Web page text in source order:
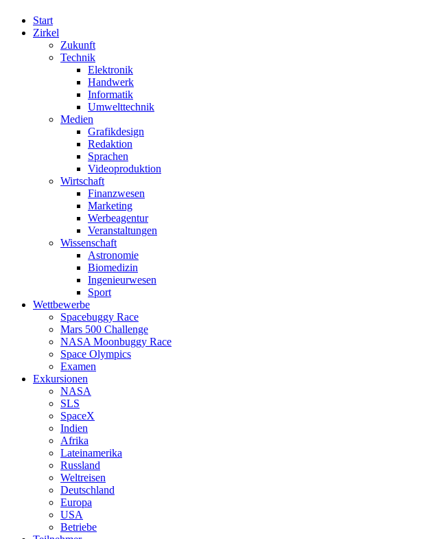
Start
Zirkel
Zukunft
Technik
Elektronik
Handwerk
Informatik
Umwelttechnik
Medien
Grafikdesign
Redaktion
Sprachen
Videoproduktion
Wirtschaft
Finanzwesen
Marketing
Werbeagentur
Veranstaltungen
Wissenschaft
Astronomie
Biomedizin
Ingenieurwesen
Sport
Wettbewerbe
Spacebuggy Race
Mars 500 Challenge
NASA Moonbuggy Race
Space Olympics
Examen
Exkursionen
NASA
SLS
SpaceX
Indien
Afrika
Lateinamerika
Russland
Weltreisen
Deutschland
Europa
USA
Betriebe